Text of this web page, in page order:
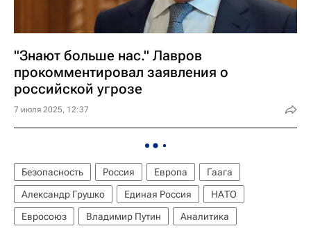
"Знают больше нас." Лавров
прокомментировал заявления о
российской угрозе
7 июля 2025, 12:37
Безопасность Россия Европа
Гаага
Александр Грушко
Единая Россия
НАТО
Евросоюз
Владимир Путин Аналитика